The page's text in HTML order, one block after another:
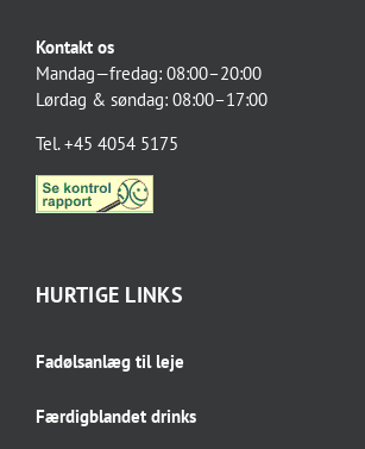
Kontakt os
Mandag—fredag: 08:00–20:00
Lørdag & søndag: 08:00–17:00
Tel. +45 4054 5175
HURTIGE LINKS
Fadølsanlæg til leje
Færdigblandet drinks